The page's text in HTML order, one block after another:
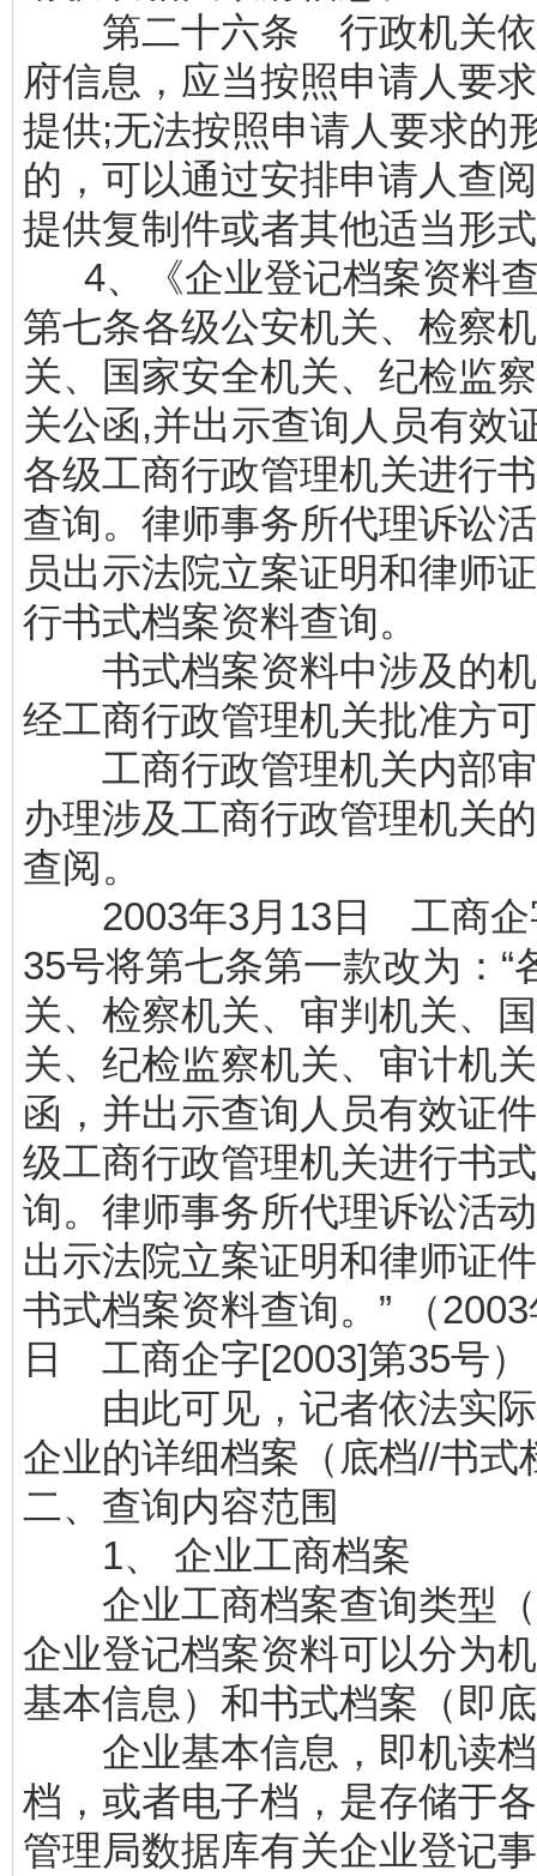
第二十六条 行政机关依
府信息，应当按照申请人要
提供;无法按照申请人要求的
的，可以通过安排申请人查
提供复制件或者其他适当形
4、《企业登记档案资料
第七条各级公安机关、检察
关、国家安全机关、纪检监
关公函,并出示查询人员有效
各级工商行政管理机关进行
查询。律师事务所代理诉讼
员出示法院立案证明和律师
行书式档案资料查询。
书式档案资料中涉及的机
经工商行政管理机关批准方
工商行政管理机关内部审
办理涉及工商行政管理机关
查阅。
2003年3月13日 工商企
35号将第七条第一款改为：“
关、检察机关、审判机关、
关、纪检监察机关、审计机
函，并出示查询人员有效证
级工商行政管理机关进行书
询。律师事务所代理诉讼活
出示法院立案证明和律师证
书式档案资料查询。” （
日 工商企字[2003]第35号）
由此可见，记者依法实际
企业的详细档案（底档//书式
二、查询内容范围
1、 企业工商档案
企业工商档案查询类型（
企业登记档案资料可以分为
基本信息）和书式档案（即
企业基本信息，即机读档
档，或者电子档，是存储于
管理局数据库有关企业登记